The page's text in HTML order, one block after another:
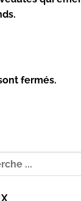
fermés.